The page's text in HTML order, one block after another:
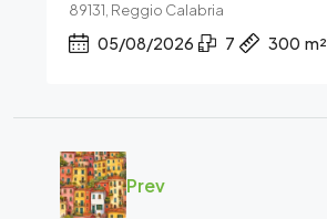
89131, Reggio Calabria
05/08/2026 7 300 m²
Prev